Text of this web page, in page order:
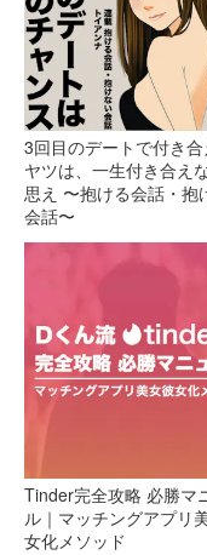
3回目のデートで付き
ヤツは、一生付き合え
思え 〜抱ける会話・抱
会話〜
Tinder完全攻略 必勝マ
ル｜マッチングアプリ
女化メソッド